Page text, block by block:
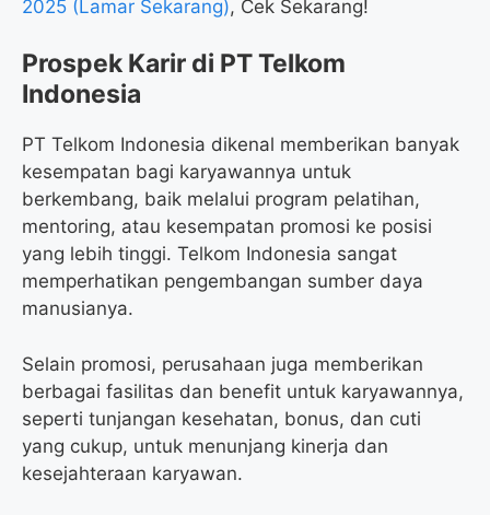
2025 (Lamar Sekarang), Cek Sekarang!
Prospek Karir di PT Telkom
Indonesia
PT Telkom Indonesia dikenal memberikan banyak
kesempatan bagi karyawannya untuk
berkembang, baik melalui program pelatihan,
mentoring, atau kesempatan promosi ke posisi
yang lebih tinggi. Telkom Indonesia sangat
memperhatikan pengembangan sumber daya
manusianya.
Selain promosi, perusahaan juga memberikan
berbagai fasilitas dan benefit untuk karyawannya,
seperti tunjangan kesehatan, bonus, dan cuti
yang cukup, untuk menunjang kinerja dan
kesejahteraan karyawan.